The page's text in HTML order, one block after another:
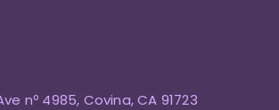
nº 4985, Covina, CA 91723